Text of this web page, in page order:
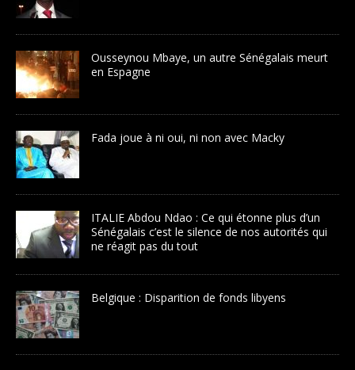
Ousseynou Mbaye, un autre Sénégalais meurt
en Espagne
Fada joue à ni oui, ni non avec Macky
ITALIE Abdou Ndao : Ce qui étonne plus d’un
Sénégalais c’est le silence de nos autorités qui
ne réagit pas du tout
Belgique : Disparition de fonds libyens